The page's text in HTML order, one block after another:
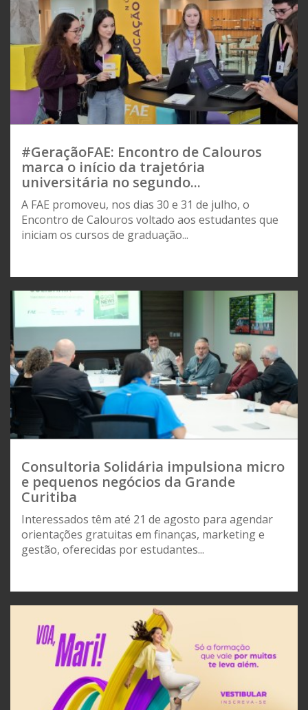
#GeraçãoFAE: Encontro de Calouros
marca o início da trajetória
universitária no segundo...
A FAE promoveu, nos dias 30 e 31 de julho, o
Encontro de Calouros voltado aos estudantes que
iniciam os cursos de graduação...
Consultoria Solidária impulsiona micro
e pequenos negócios da Grande
Curitiba
Interessados têm até 21 de agosto para agendar
orientações gratuitas em finanças, marketing e
gestão, oferecidas por estudantes...